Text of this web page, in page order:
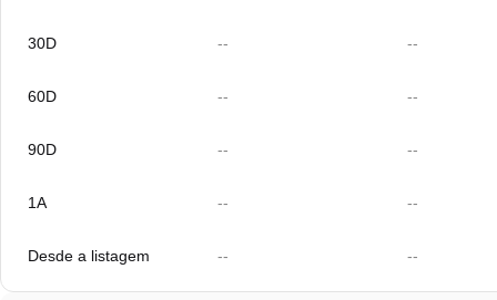
30D -- --
60D -- --
90D -- --
1A -- --
Desde a listagem -- --